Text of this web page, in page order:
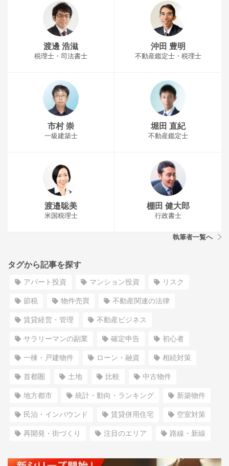
渡邊 浩滋
税理士・司法書士
沖田 豊明
不動産鑑定士・税理士
市村 崇
一級建築士
堀田 直紀
不動産鑑定士
渡邉聡美
米国税理士
棚田 健大郎
行政書士
執筆者一覧へ
タグから記事を探す
アパート投資 マンション投資 リスク
節税 物件売買 不動産関連の法律
賃貸経営・管理 不動産ビジネス
サラリーマンの副業 確定申告 初心者
一棟・戸建物件 ローン・融資 相続対策
首都圏 土地 比較 中古物件
地方都市 統計・動向・ランキング 新築物件
民泊・インバウンド 賃貸併用住宅 空室対策
再開発・街づくり 注目のエリア 路線・新線